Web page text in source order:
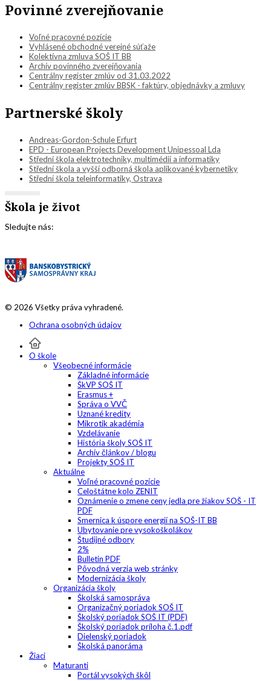
Povinné zverejňovanie
Voľné pracovné pozície
Vyhlásené obchodné verejné súťaže
Kolektívna zmluva SOŠ IT BB
Archív povinného zverejňovania
Centrálny register zmlúv od 31.03.2022
Centrálny register zmlúv BBSK - faktúry, objednávky a zmluvy
Partnerské školy
Andreas-Gordon-Schule Erfurt
EPD - European Projects Development Unipessoal Lda
Střední škola elektrotechniky, multimédií a informatiky
Střední škola a vyšší odborná škola aplikované kybernetiky
Střední škola teleinformatiky, Ostrava
Škola je život
Sledujte nás:
© 2026 Všetky práva vyhradené.
Ochrana osobných údajov
O škole
Všeobecné informácie
Základné informácie
ŠkVP SOŠ IT
Erasmus +
Správa o VVČ
Uznané kredity
Mikrotik akadémia
Vzdelávanie
História školy SOŠ IT
Archív článkov / blogu
Projekty SOŠ IT
Aktuálne
Voľné pracovné pozície
Celoštátne kolo ZENIT
Oznámenie o zmene ceny jedla pre žiakov SOŠ - IT
PDF
Smernica k úspore energií na SOŠ-IT BB
Ubytovanie pre vysokoškolákov
Študijné odbory
2%
Bulletin PDF
Pôvodná verzia web stránky
Modernizácia školy
Organizácia školy
Školská samospráva
Organizačný poriadok SOŠ IT
Školský poriadok SOŠ IT (PDF)
Školský poriadok príloha č.1.pdf
Dielenský poriadok
Školská panoráma
Žiaci
Maturanti
Portál vysokých škôl